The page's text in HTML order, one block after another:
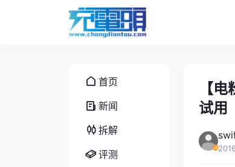
首页
新闻
拆解
评测
【
试用